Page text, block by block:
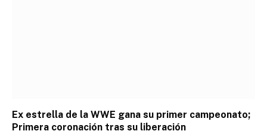
Ex estrella de la WWE gana su primer campeonato;
Primera coronación tras su liberación